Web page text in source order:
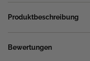
Produktbeschreibung
Bewertungen